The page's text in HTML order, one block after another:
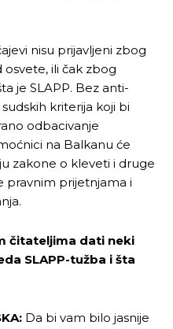
nisu prijavljeni zbog
ili čak zbog
je SLAPP. Bez anti-
kriterija koji bi
odbacivanje
na Balkanu će
zakone o kleveti i druge
pravnim prijetnjama i
čitateljima dati neki
SLAPP-tužba i šta
Da bi vam bilo jasnije